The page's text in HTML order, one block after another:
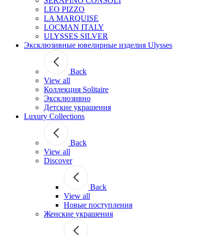
LEO PIZZO
LA MARQUISE
LOCMAN ITALY
ULYSSES SILVER
Эксклюзивные ювелирные изделия Ulysses
Back
View all
Коллекция Solitaire
Эксклюзивно
Детские украшения
Luxury Collections
Back
View all
Discover
Back
View all
Новые поступления
Женские украшения